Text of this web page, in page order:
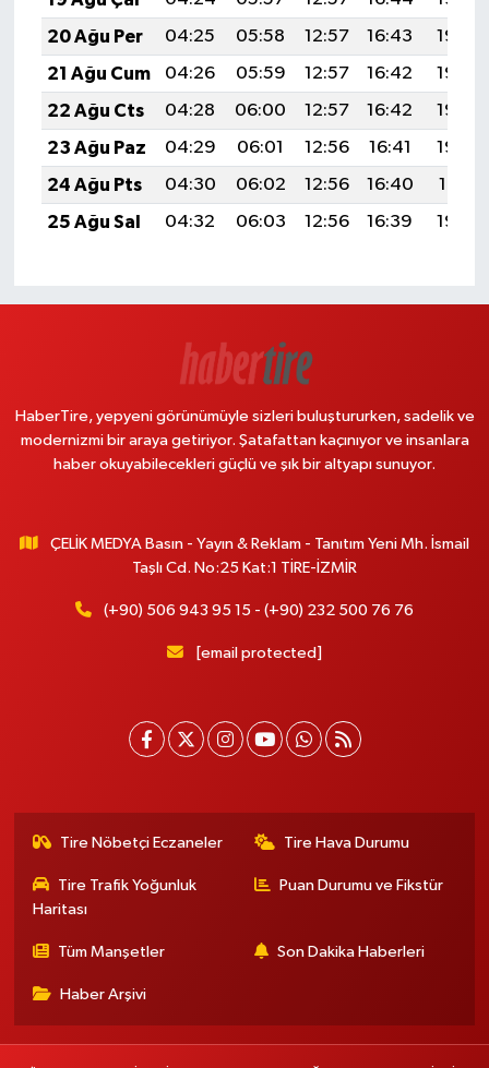
20 Ağu Per
04:25 05:58 12:57 16:43
19:46
21 Ağu Cum
04:26 05:59 12:57 16:42
19:45
22 Ağu Cts
04:28 06:00 12:57 16:42
19:44
23 Ağu Paz
04:29 06:01 12:56 16:41
19:42
24 Ağu Pts
04:30 06:02 12:56 16:40
19:41
25 Ağu Sal
04:32 06:03 12:56 16:39 19:39
HaberTire, yepyeni görünümüyle sizleri buluştururken, sadelik ve
modernizmi bir araya getiriyor. Şatafattan kaçınıyor ve insanlara
haber okuyabilecekleri güçlü ve şık bir altyapı sunuyor.
ÇELİK MEDYA Basın - Yayın & Reklam - Tanıtım Yeni Mh. İsmail
Taşlı Cd. No:25 Kat:1 TİRE-İZMİR
(+90) 506 943 95 15 - (+90) 232 500 76 76
[email protected]
Tire Nöbetçi Eczaneler Tire Hava Durumu
Tire Trafik Yoğunluk
Haritası
Puan Durumu ve Fikstür
Tüm Manşetler Son Dakika Haberleri
Haber Arşivi